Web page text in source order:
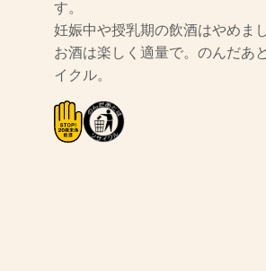
す。
妊娠中や授乳期の飲酒はやめまし
お酒は楽しく適量で。のんだあ
イクル。